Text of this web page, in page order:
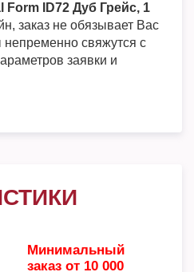
Form ID72 Дуб Грейс, 1
заказ не обязывает Вас
свяжутся с
заявки и
Минимальный
заказ от 10 000